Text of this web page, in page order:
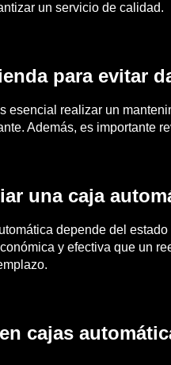
un servicio de calidad.
para evitar
esencial realizar un
Además, es importante
una caja
depende del
y efectiva que un
cajas